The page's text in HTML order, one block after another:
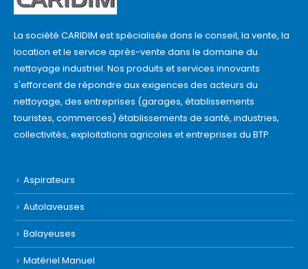
La société CARIDIM est spécialisée dons le conseil, la vente, la
location et le service après-vente dans le domaine du
nettoyage industriel. Nos produits et services innovants
s'efforcent de répondre aux exigences des acteurs du
nettoyage, des entreprises (garages, établissements
touristes, commerces) établissements de santé, industries,
collectivités, exploitations agricoles et entreprises du BTP.
Aspirateurs
Autolaveuses
Balayeuses
Matériel Manuel